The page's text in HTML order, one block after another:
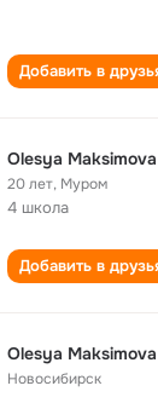
Добавить в
Olesya Maksimova
20 лет, Муром
4 школа
Добавить в
Olesya Maksimova
Новосибирск